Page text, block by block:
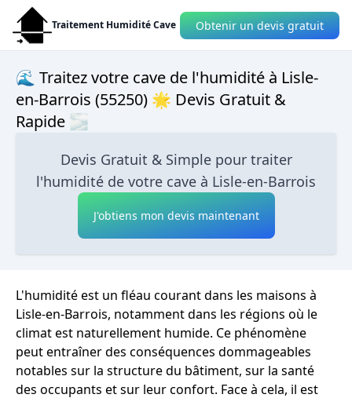
Traitement Humidité Cave Obtenir un devis gratuit
🌊 Traitez votre cave de l'humidité à Lisle-
en-Barrois (55250) 🌟 Devis Gratuit &
Rapide 🌫
Devis Gratuit & Simple pour traiter
l'humidité de votre cave à Lisle-en-Barrois
J'obtiens mon devis maintenant
L'humidité est un fléau courant dans les maisons à
Lisle-en-Barrois, notamment dans les régions où le
climat est naturellement humide. Ce phénomène
peut entraîner des conséquences dommageables
notables sur la structure du bâtiment, sur la santé
des occupants et sur leur confort. Face à cela, il est